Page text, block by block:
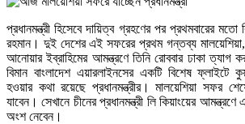
প্রধানমন্ত্রী হিসেবে দায়িত্ব গ্রহণের পর প্রথমবারের
রহমান। দুই দেশের এই সফরের প্রথম গন্তব্য মালয়েশিয়া,
আনোয়ার ইব্রাহিমের আমন্ত্রণে তিনি রোববার ঢাকা ত্যাগ
বিমান বাংলাদেশ এয়ারলাইনসের একটি বিশেষ ফ্লাইটে
হওয়ার কথা রয়েছে প্রধানমন্ত্রীর। মালয়েশিয়া সফর
যাবেন। সেখানে চীনের প্রধানমন্ত্রী লি কিয়াংয়ের
অংশ নেবেন।